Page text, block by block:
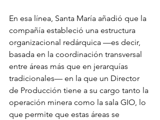
En esa línea, Santa María añadió que la
compañía estableció una estructura
organizacional redárquica —es decir,
basada en la coordinación transversal
entre áreas más que en jerarquías
tradicionales— en la que un Director
de Producción tiene a su cargo tanto la
operación minera como la sala GIO, lo
que permite que estas áreas se